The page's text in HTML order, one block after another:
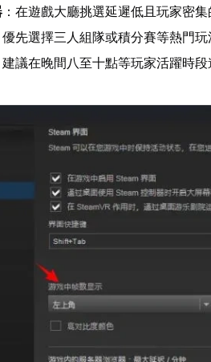
：在遊戲大廳挑選延遲低且玩家密
優先選擇三人組隊或積分賽等熱門玩
建議在晚間八至十點等玩家活躍時